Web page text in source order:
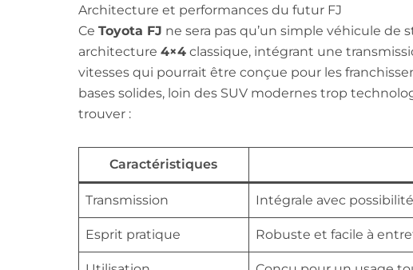
Architecture et performances du futur FJ
Ce Toyota FJ ne sera pas qu’un simple véhicule de
architecture 4×4classique, intégrant une
vitesses qui pourrait être conçue pour les
bases solides, loin des SUV modernes trop
trouver :
Caractéristiques
Transmission Intégrale avec
Esprit pratique Robuste et facile à